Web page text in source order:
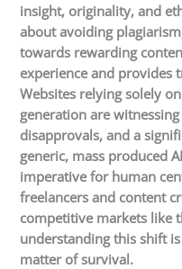
insight, originality, and
about avoiding
towards rewarding
experience and provides
Websites relying solely
generation are
disapprovals, and a
generic, mass produced
imperative for human
freelancers and content
competitive markets like
understanding this shift
matter of survival.